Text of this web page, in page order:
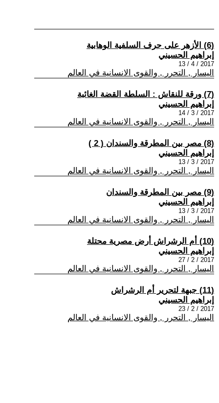
(6) الأزهر على جرف السلفية الوهابية
إبراهيم الحسيني
2017 / 4 / 13
اليسار , التحرر , والقوى الانسانية في العالم
(7) ورقة للنقاش : السلطة القضة الغائبة
إبراهيم الحسيني
2017 / 3 / 14
اليسار , التحرر , والقوى الانسانية في العالم
(8) مصر بين المطرقة والسندان ( 2 )
إبراهيم الحسيني
2017 / 3 / 13
اليسار , التحرر , والقوى الانسانية في العالم
(9) مصر بين المطرقة والسندان
إبراهيم الحسيني
2017 / 3 / 13
اليسار , التحرر , والقوى الانسانية في العالم
(10) أم الرشراش أرض مصرية محتلة
إبراهيم الحسيني
2017 / 2 / 27
اليسار , التحرر , والقوى الانسانية في العالم
(11) جبهة لتحرير أم الرشراش
إبراهيم الحسيني
2017 / 2 / 23
اليسار , التحرر , والقوى الانسانية في العالم